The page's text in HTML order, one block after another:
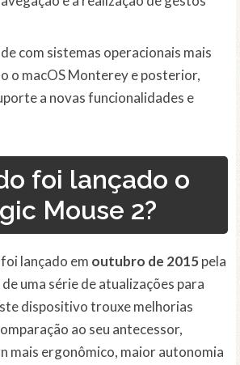
com sistemas operacionais mais
o macOS Monterey e posterior,
a novas funcionalidades e
foi lançado o
Mouse 2?
foi lançado em outubro de 2015pela
uma série de atualizações para
dispositivo trouxe melhorias
ao seu antecessor,
mais ergonômico, maior autonomia